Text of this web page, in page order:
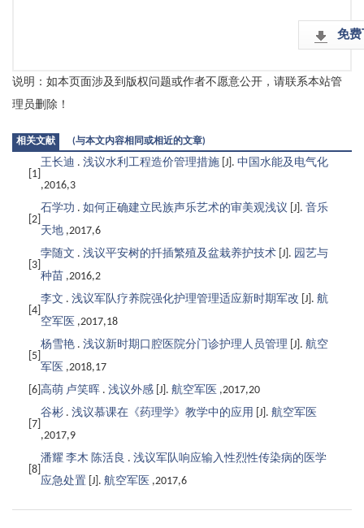
免费
说明：如本页面涉及到版权问题或作者不愿意公开，请联系本站管
理员删除！
相关文献 (与本文内容相同或相近的文章)
[1]
王长迪 . 浅议水利工程造价管理措施 [J]. 中国水能及电气化
,2016,3
[2]
石学功 . 如何正确建立民族声乐艺术的审美观浅议 [J]. 音乐
天地 ,2017,6
[3]
孛随文 . 浅议平安树的扦插繁殖及盆栽养护技术 [J]. 园艺与
种苗 ,2016,2
[4]
李文 . 浅议军队疗养院强化护理管理适应新时期军改 [J]. 航
空军医 ,2017,18
[5]
杨雪艳 . 浅议新时期口腔医院分门诊护理人员管理 [J]. 航空
军医 ,2018,17
[6] 高萌 卢笑晖 . 浅议外感 [J]. 航空军医 ,2017,20
[7]
谷彬 . 浅议慕课在《药理学》教学中的应用 [J]. 航空军医
,2017,9
[8]
潘耀 李木 陈活良 . 浅议军队响应输入性烈性传染病的医学
应急处置 [J]. 航空军医 ,2017,6